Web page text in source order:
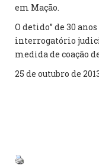
em Mação.
O detido” de 30
interrogatório
medida de coação
25 de outubro de